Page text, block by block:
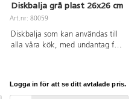
Diskbalja grå plast 26x26 cm
Art.nr: 80059
Diskbalja som kan användas till
alla våra kök, med undantag för
Logga in för att se ditt avtalade pris.